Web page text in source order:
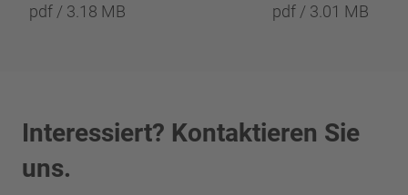
pdf / 3.18 MB
pdf / 3.01 MB
Interessiert? Kontaktieren Sie
uns.